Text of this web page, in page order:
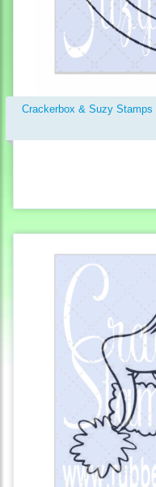
Crackerbox & Suzy